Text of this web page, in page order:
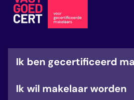
Ik ben gecertificeerd
Ik wil makelaar worden